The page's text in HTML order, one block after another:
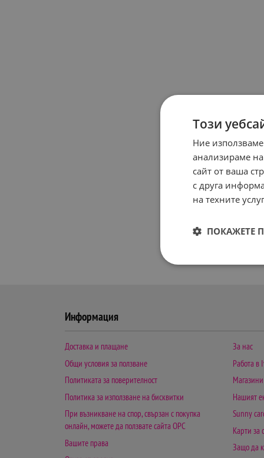
Информация
Доставка и плащане
Общи условия за ползване
Политиката за поверителност
Политика за използване на бисквитки
При възникване на спор, свързан с покупка
онлайн, можете да ползвате сайта ОРС
Вашите права
За нас
Работа в
Магазини
Нашият
Sunny
Карти за
Защо да
Този
Ние
анализираме
сайт от ваша
с друга
на техните
ПОКАЖЕТЕ